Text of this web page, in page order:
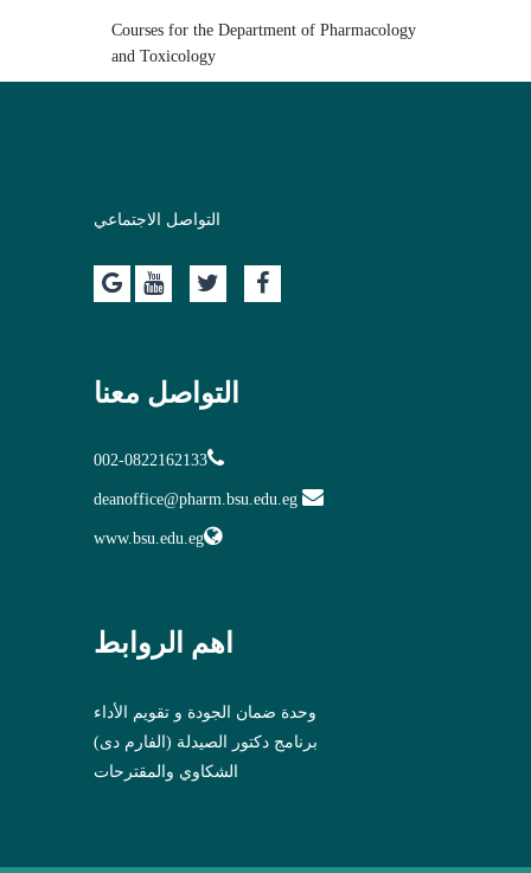
Courses for the Department of Pharmacology
and Toxicology
التواصل الاجتماعي
التواصل معنا
002-0822162133
www.bsu.edu.eg
اهم الروابط
وحدة ضمان الجودة و تقويم الأداء
برنامج دكتور الصيدلة (الفارم دى)
الشكاوي والمقترحات